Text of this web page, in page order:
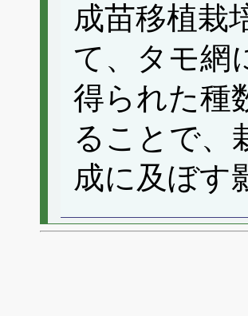
成苗移植栽
て、タモ網
得られた種
ることで、
成に及ぼす